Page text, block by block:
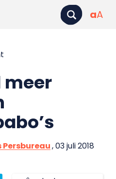
aA
meer
Persbureau, 03 juli 2018